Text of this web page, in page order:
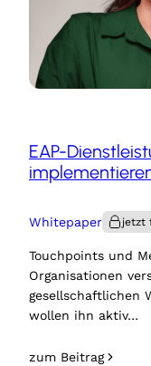
EAP-
Whitepaper
Touchpoints und
Organisationen
gesellschaftlichen
wollen ihn aktiv…
zum Beitrag